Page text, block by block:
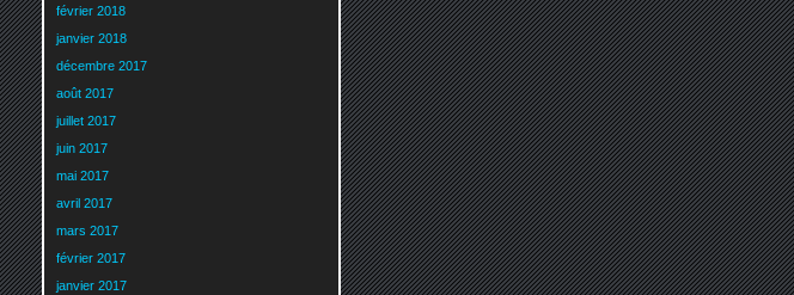
février 2018
janvier 2018
décembre 2017
août 2017
juillet 2017
juin 2017
mai 2017
avril 2017
mars 2017
février 2017
janvier 2017